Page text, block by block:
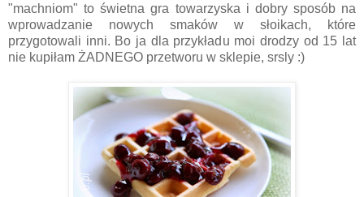
"machniom" to świetna gra towarzyska i dobry sposób na
wprowadzanie nowych smaków w słoikach, które
przygotowali inni. Bo ja dla przykładu moi drodzy od 15 lat
nie kupiłam ŻADNEGO przetworu w sklepie, srsly :)